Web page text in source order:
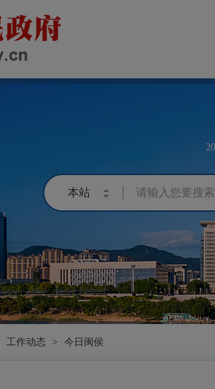
工作动态 > 今日闽侯